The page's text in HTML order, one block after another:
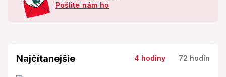
Pošlite nám ho
Najčítanejšie 4 hodiny 72 hodín